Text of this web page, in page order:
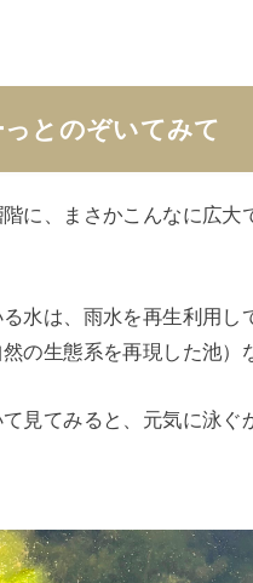
とのぞいてみて
に、まさかこんなに広
水は、雨水を再生利用
の生態系を再現した池）
見てみると、元気に泳ぐ